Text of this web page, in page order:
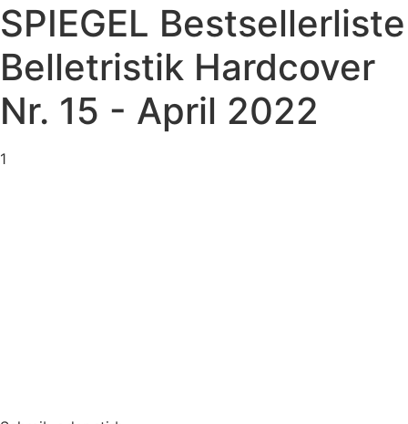
SPIEGEL Bestsellerliste
Belletristik Hardcover
Nr. 15 - April 2022
1